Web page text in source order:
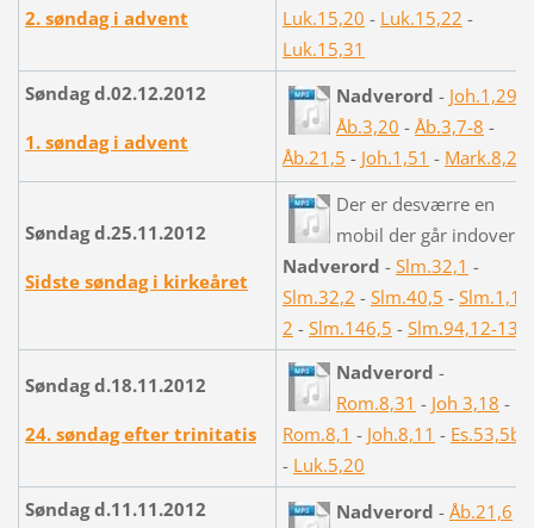
2. søndag i advent
Luk.15,20 - Luk.15,22 -
Luk.15,31
Søndag d.02.12.2012
1. søndag i advent
Nadverord - Joh.1,29
Åb.3,20 - Åb.3,7-8 -
Åb.21,5 - Joh.1,51 - Mark.8,25
Søndag d.25.11.2012
Sidste søndag i kirkeåret
Der er desværre en
mobil der går indover
Nadverord - Slm.32,1 -
Slm.32,2 - Slm.40,5 - Slm.1,1-
2 - Slm.146,5 - Slm.94,12-13
Søndag d.18.11.2012
24. søndag efter trinitatis
Nadverord -
Rom.8,31 - Joh 3,18 -
Rom.8,1 - Joh.8,11 - Es.53,5b
- Luk.5,20
Søndag d.11.11.2012
Nadverord - Åb.21,6